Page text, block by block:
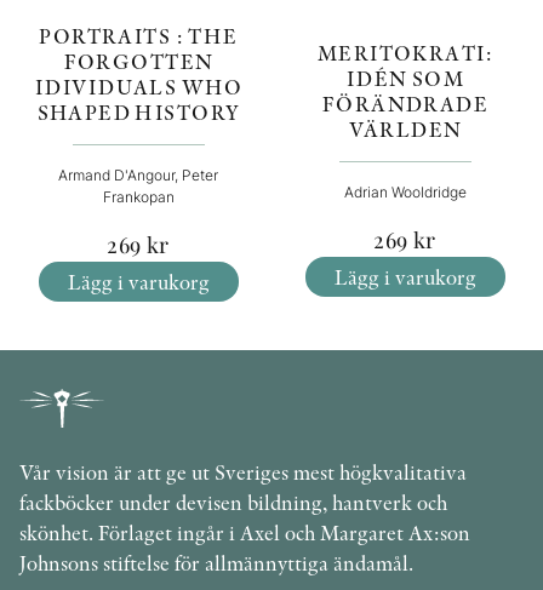
PORTRAITS : THE
FORGOTTEN
IDIVIDUALS WHO
SHAPED HISTORY
Armand D'Angour, Peter
Frankopan
269 kr
Lägg i varukorg
MERITOKRATI:
IDÉN SOM
FÖRÄNDRADE
VÄRLDEN
Adrian Wooldridge
269 kr
Lägg i varukorg
Vår vision är att ge ut Sveriges mest högkvalitativa
fackböcker under devisen bildning, hantverk och
skönhet. Förlaget ingår i Axel och Margaret Ax:son
Johnsons stiftelse för allmännyttiga ändamål.